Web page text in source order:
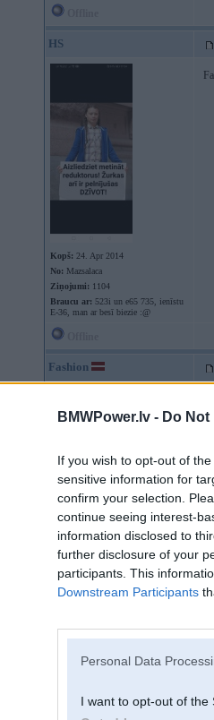
BMWPower.lv - Do
If you wish to opt-out of
sensitive information for
confirm your selection.
continue seeing interest-
information disclosed to
further disclosure of your
participants. This
Downstream Participants
Personal Data
I want to opt-out of the
HS
Kopš: 24. Apr 2014
No: Mazsalaca
Ziņojumi: 1104
Braucu ar: 523i un e65 735, ienīstu
E-36, man ar besī biezie :@
Fashion
Ziņojumi:15052